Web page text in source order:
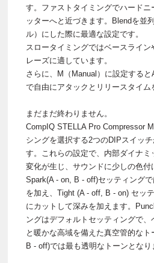
す。ファストタイミングでハードニ
ッターへと近づきます。Blendを並
ル）にした際に最適な設定です。
スロータイミングではベースライ
レーズに適しています。
さらに、M（Manual）に設定する
で自由にアタックとリリースタイム
まだまだ終わりません。
CompIQ STELLA Pro Compressor
シングを選択する2つのDIPスイッ
す。これらの設定で、内部ダイナミ
変化が生じ、サウンドに少しの色付
Spark(A - on, B - off)セッティング
を加え、Tight (A - off, B - on) セッ
にカットして深みを加えます。
ングはデフォルトセッティングで
と暖かな高域を備えた真空管的な
B - off)では最も透明なトーンとなり